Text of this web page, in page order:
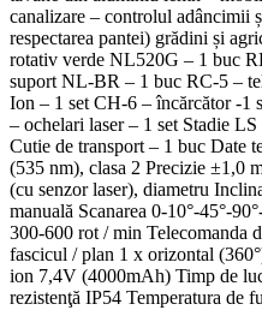
canalizare – controlul adâncimii
respectarea pantei) grădini și
rotativ verde NL520G – 1 buc
suport NL-BR – 1 buc RC-5 –
Ion – 1 set CH-6 – încărcător -1
– ochelari laser – 1 set Stadie
Cutie de transport – 1 buc Date
(535 nm), clasa 2 Precizie ±1,0
(cu senzor laser), diametru
manuală Scanarea 0-10°-45°-
300-600 rot / min Telecomanda
fascicul / plan 1 x orizontal
ion 7,4V (4000mAh) Timp de
rezistenţă IP54 Temperatura de